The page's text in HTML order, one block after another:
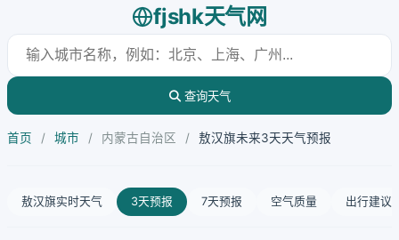
fjshk天气网
查询天气
首页 / 城市 / 内蒙古自治区 / 敖汉旗未来3天天气预报
敖汉旗实时天气 3天预报 7天预报 空气质量 出行建议